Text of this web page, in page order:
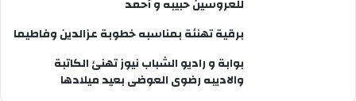
للعروسين حبيبه و أحمد
برقية تهنئة بمناسبه خطوبة عزالدين وفاطيما
بوابة و راديو الشباب نيوز تهنئ الكاتبة
والاديبه رضوى العوضى بعيد ميلادها